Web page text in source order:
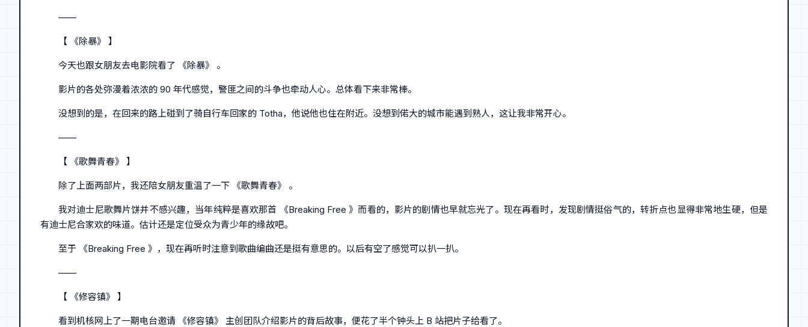
——
【 《除暴》 】
今天也跟女朋友去电影院看了 《除暴》 。
影片的各处弥漫着浓浓的 90 年代感觉，警匪之间的斗争也牵动人心。总体看下来非常棒。
没想到的是，在回来的路上碰到了骑自行车回家的 Totha，他说他也住在附近。没想到偌大的城市能遇到熟人，这让我非常开心。
——
【 《歌舞青春》 】
除了上面两部片，我还陪女朋友重温了一下 《歌舞青春》 。
我对迪士尼歌舞片饼并不感兴趣，当年纯粹是喜欢那首 《Breaking Free 》而看的，影片的剧情也早就忘光了。现在再看时，发现剧情挺俗气的，转折点也显得非常地生硬，但是
有迪士尼合家欢的味道。估计还是定位受众为青少年的缘故吧。
至于 《Breaking Free 》，现在再听时注意到歌曲编曲还是挺有意思的。以后有空了感觉可以扒一扒。
——
【 《修容镇》 】
看到机核网上了一期电台邀请 《修容镇》 主创团队介绍影片的背后故事，便花了半个钟头上 B 站把片子给看了。